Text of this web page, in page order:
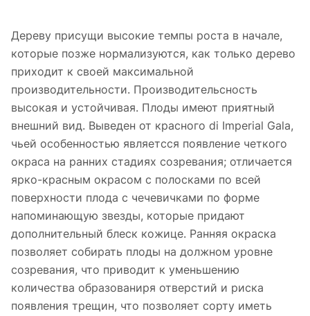
Дереву присущи высокие темпы роста в начале,
которые позже нормализуются, как только дерево
приходит к своей максимальной
производительности. Производительсность
высокая и устойчивая. Плоды имеют приятный
внешний вид. Выведен от красного di Imperial Gala,
чьей особенностью являетсся появление четкого
окраса на ранних стадиях созревания; отличается
ярко-красным окрасом с полосками по всей
поверхности плода с чечевичками по форме
напоминающую звезды, которые придают
дополнительный блеск кожице. Ранняя окраска
позволяет собирать плоды на должном уровне
созревания, что приводит к уменьшению
количества образованиря отверстий и риска
появления трещин, что позволяет сорту иметь